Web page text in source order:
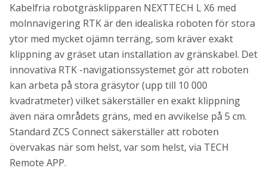
Kabelfria robotgräsklipparen NEXTTECH L X6 med
molnnavigering RTK är den idealiska roboten för stora
ytor med mycket ojämn terräng, som kräver exakt
klippning av gräset utan installation av gränskabel. Det
innovativa RTK -navigationssystemet gör att roboten
kan arbeta på stora gräsytor (upp till 10 000
kvadratmeter) vilket säkerställer en exakt klippning
även nära områdets gräns, med en avvikelse på 5 cm.
Standard ZCS Connect säkerställer att roboten
övervakas när som helst, var som helst, via TECH
Remote APP.